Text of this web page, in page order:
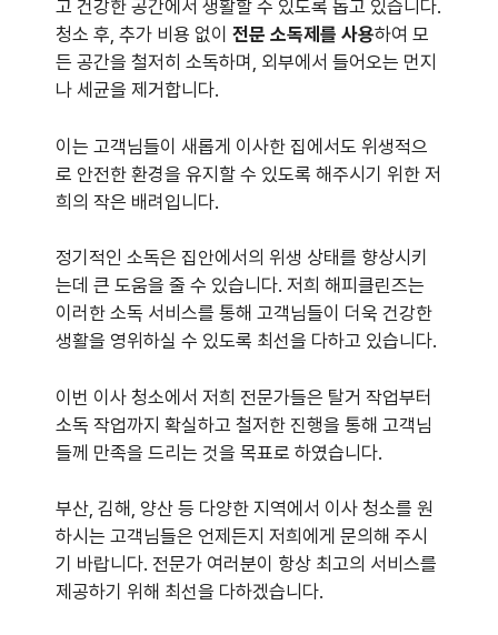
고 건강한 공간에서 생활할 수 있도록 돕고 있습니다.
청소 후, 추가 비용 없이 전문 소독제를 사용하여 모
든 공간을 철저히 소독하며, 외부에서 들어오는 먼지
나 세균을 제거합니다.
이는 고객님들이 새롭게 이사한 집에서도 위생적으
로 안전한 환경을 유지할 수 있도록 해주시기 위한 저
희의 작은 배려입니다.
정기적인 소독은 집안에서의 위생 상태를 향상시키
는데 큰 도움을 줄 수 있습니다. 저희 해피클린즈는
이러한 소독 서비스를 통해 고객님들이 더욱 건강한
생활을 영위하실 수 있도록 최선을 다하고 있습니다.
이번 이사 청소에서 저희 전문가들은 탈거 작업부터
소독 작업까지 확실하고 철저한 진행을 통해 고객님
들께 만족을 드리는 것을 목표로 하였습니다.
부산, 김해, 양산 등 다양한 지역에서 이사 청소를 원
하시는 고객님들은 언제든지 저희에게 문의해 주시
기 바랍니다. 전문가 여러분이 항상 최고의 서비스를
제공하기 위해 최선을 다하겠습니다.